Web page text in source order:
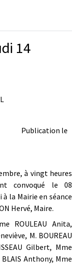
14
Publication le
à vingt heures
convoqué le 08
la Mairie en séance
Hervé, Maire.
ROULEAU Anita,
M. BOUREAU
Gilbert, Mme
Anthony, Mme